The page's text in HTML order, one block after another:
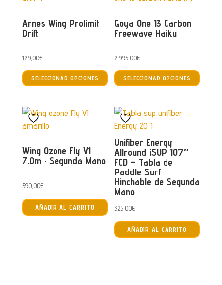
Arnes Wing Prolimit
Drift
129,00€
SELECCIONAR OPCIONES
Este
producto
múltiples
variantes.
opciones
pueden
elegir
en
la
página
de
Goya One 13 Carbon
Freewave Haiku
2.995,00€
SELECCIONAR OPCIONES
página
de
Wing Ozone Fly V1
7.0m · Segunda Mano
590,00€
AÑADIR AL CARRITO
Unifiber Energy
Allround iSUP 10’7″
FCD – Tabla de
Paddle Surf
Hinchable de Segunda
Mano
325,00€
AÑADIR AL CARRITO